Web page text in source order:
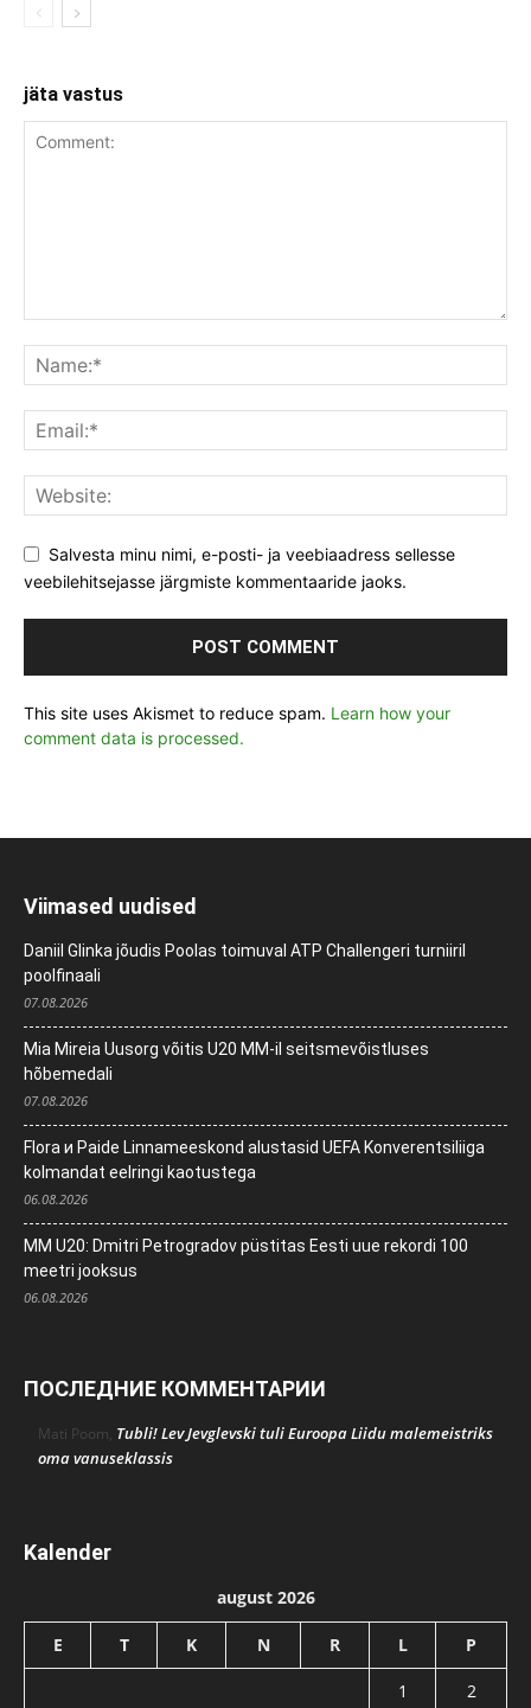
jäta vastus
Salvesta minu nimi, e-posti- ja veebiaadress sellesse
veebilehitsejasse järgmiste kommentaaride jaoks.
This site uses Akismet to reduce spam. Learn how your
comment data is processed.
Viimased uudised
Daniil Glinka jõudis Poolas toimuval ATP Challengeri turniiril
poolfinaali
07.08.2026
Mia Mireia Uusorg võitis U20 MM-il seitsmevõistluses
hõbemedali
07.08.2026
Flora и Paide Linnameeskond alustasid UEFA Konverentsiliiga
kolmandat eelringi kaotustega
06.08.2026
MM U20: Dmitri Petrogradov püstitas Eesti uue rekordi 100
meetri jooksus
06.08.2026
ПОСЛЕДНИЕ КОММЕНТАРИИ
Mati Poom, Tubli! Lev Jevglevski tuli Euroopa Liidu malemeistriks
oma vanuseklassis
Kalender
august 2026
E T K N R L P
1
2